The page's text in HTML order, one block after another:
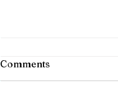
Comments